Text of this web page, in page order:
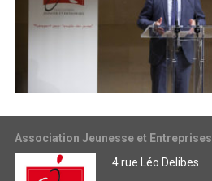
Association Jeunesse et Entreprises
4 rue Léo Delibes